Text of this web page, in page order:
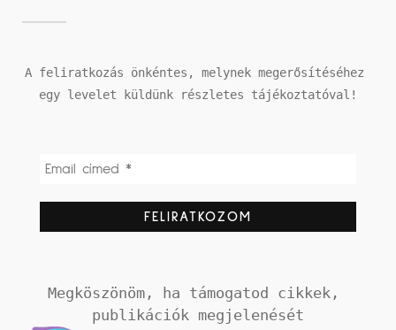
A feliratkozás önkéntes, melynek megerősítéséhez
egy levelet küldünk részletes tájékoztatóval!
Megköszönöm, ha támogatod cikkek,
publikációk megjelenését